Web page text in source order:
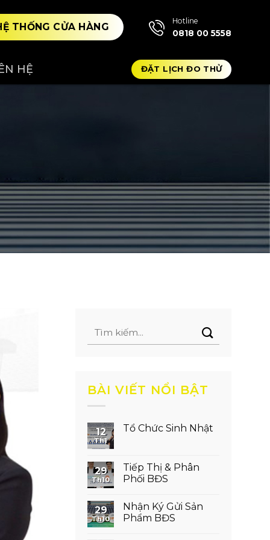
THỐNG CỬA HÀNG
Hotline
0818 00 5558
HỆ ĐẶT LỊCH ĐO THỬ
BÀI VIẾT NỔI BẬT
12
Th1
Tổ Chức Sinh Nhật
luận
ở
Tổ
Nhật
29
Th10
Tiếp Thị & Phân
Phối BĐS
bình
luận
ở
29
Th10
Nhận Ký Gửi Sản
Phẩm BĐS